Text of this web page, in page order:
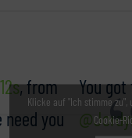
, from
need you
You
Klicke auf "Ich stimme
Cookie-